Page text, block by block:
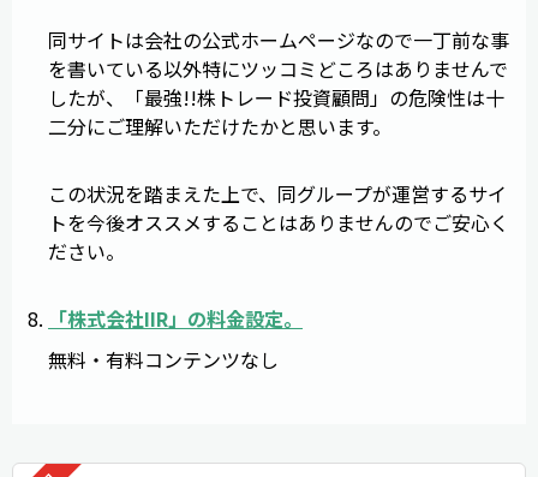
同サイトは会社の公式ホームページなので一丁前な事
を書いている以外特にツッコミどころはありませんで
したが、「最強!!株トレード投資顧問」の危険性は十
二分にご理解いただけたかと思います。
この状況を踏まえた上で、同グループが運営するサイ
トを今後オススメすることはありませんのでご安心く
ださい。
「株式会社IIR」の料金設定。
無料・有料コンテンツなし